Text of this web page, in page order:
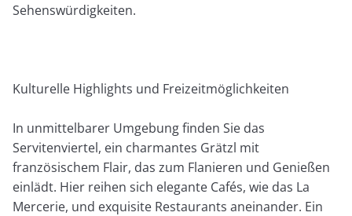
Sehenswürdigkeiten.​
Kulturelle Highlights und Freizeitmöglichkeiten
In unmittelbarer Umgebung finden Sie das
Servitenviertel, ein charmantes Grätzl mit
französischem Flair, das zum Flanieren und Genießen
einlädt. Hier reihen sich elegante Cafés, wie das La
Mercerie, und exquisite Restaurants aneinander. Ein